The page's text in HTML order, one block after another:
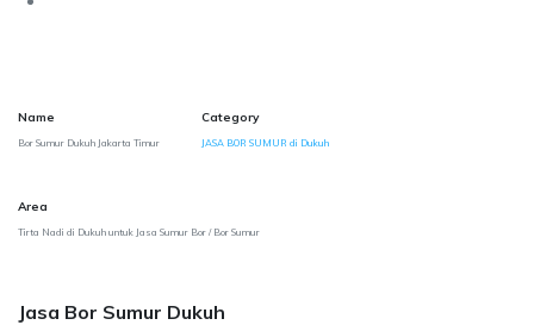
Name
Bor Sumur Dukuh Jakarta Timur
Category
JASA BOR SUMUR di Dukuh
Area
Tirta Nadi di Dukuh untuk Jasa Sumur Bor / Bor Sumur
Jasa Bor Sumur Dukuh